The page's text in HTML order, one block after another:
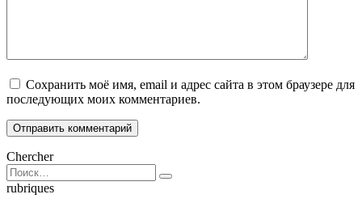
Сохранить моё имя, email и адрес сайта в этом браузере для
последующих моих комментариев.
Chercher
Search
for:
rubriques